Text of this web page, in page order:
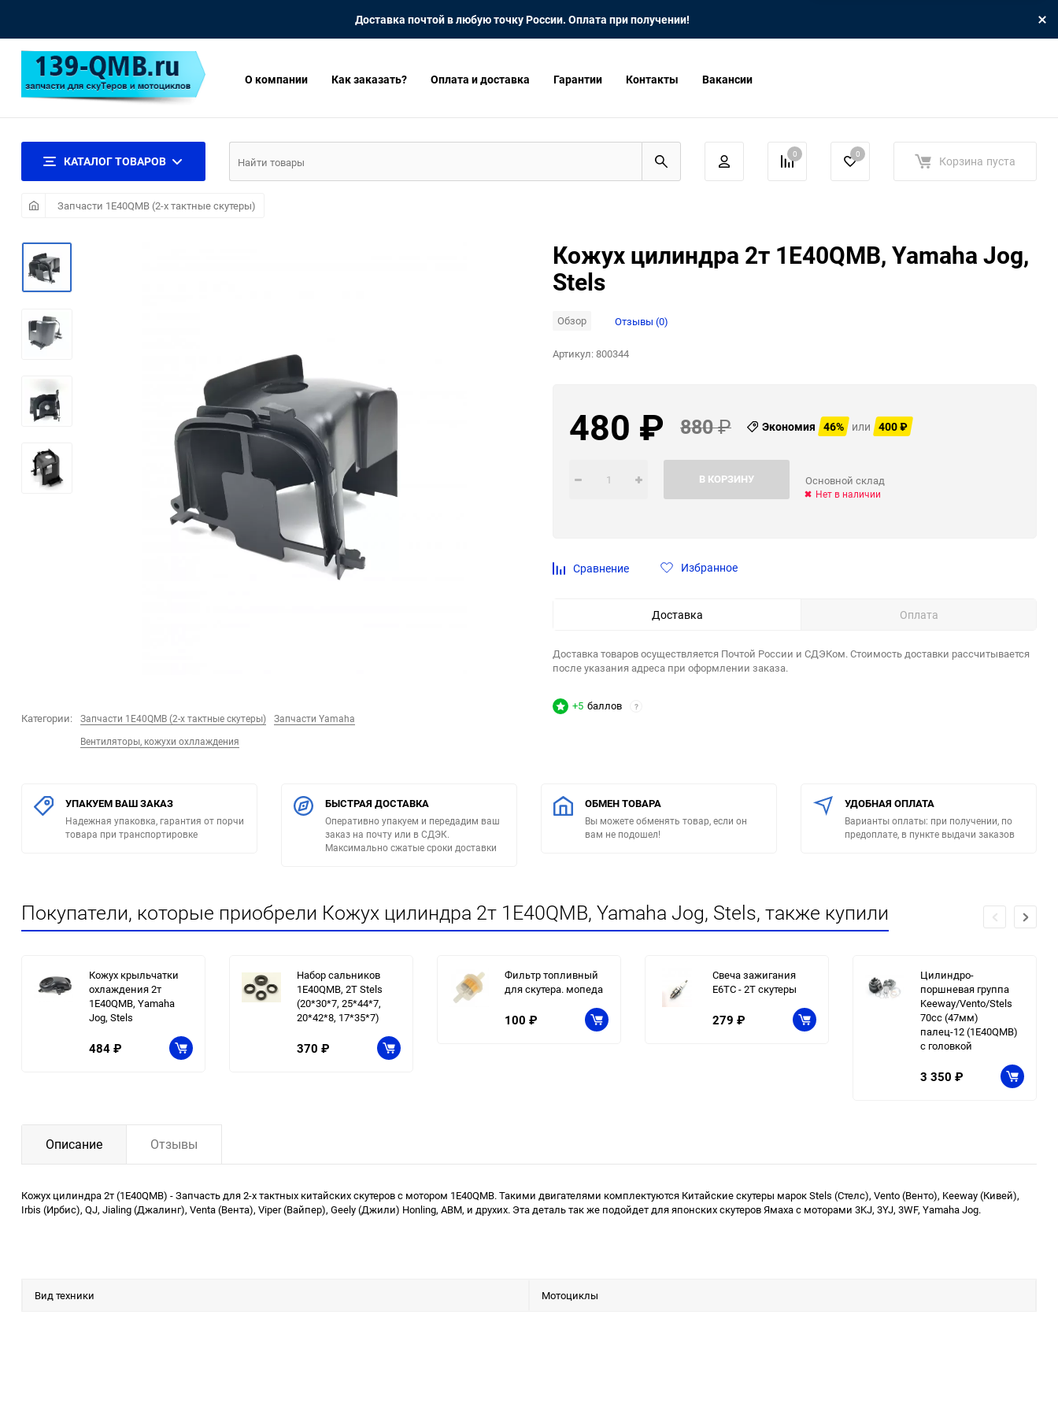
Доставка почтой в любую точку России. Оплата при получении!
О компании Как заказать? Оплата и доставка Гарантии Контакты Вакансии
КАТАЛОГ ТОВАРОВ 0 0 Корзина пуста
Запчасти 1E40QMB (2-х тактные скутеры)
Категории: Запчасти 1E40QMB (2-х тактные скутеры)
Запчасти Yamaha
Вентиляторы, кожухи охллаждения
Кожух цилиндра 2т 1E40QMB, Yamaha Jog,
Stels
Обзор Отзывы (0)
Артикул:800344
480 ₽ 880₽ Экономия 46% или 400₽
В КОРЗИНУ Основной склад
Нет в наличии
Сравнение Избранное
Доставка Оплата
Доставка товаров осуществляется Почтой России и СДЭКом. Стоимость доставки рассчитывается
после указания адреса при оформлении заказа.
+5 баллов ?
УПАКУЕМ ВАШ ЗАКАЗ
Надежная упаковка, гарантия от порчи
товара при транспортировке
БЫСТРАЯ ДОСТАВКА
Оперативно упакуем и передадим ваш
заказ на почту или в СДЭК.
Максимально сжатые сроки доставки
ОБМЕН ТОВАРА
Вы можете обменять товар, если он
вам не подошел!
УДОБНАЯ ОПЛАТА
Варианты оплаты: при получении, по
предоплате, в пункте выдачи заказов
Покупатели, которые приобрели Кожух цилиндра 2т 1E40QMB, Yamaha Jog, Stels, также купили
Кожух крыльчатки
охлаждения 2т
1E40QMB, Yamaha
Jog, Stels
484 ₽
Набор сальников
1E40QMB, 2T Stels
(20*30*7, 25*44*7,
20*42*8, 17*35*7)
370 ₽
Фильтр топливный
для скутера. мопеда
100 ₽
Свеча зажигания
E6TC - 2Т скутеры
279 ₽
Цилиндро-
поршневая группа
Keeway/Vento/Stels
70сс (47мм)
палец-12 (1E40QMB)
с головкой
3 350 ₽
Описание Отзывы
Кожух цилиндра 2т (1E40QMB) - Запчасть для 2-х тактных китайских скутеров с мотором 1E40QMB. Такими двигателями комплектуются Китайские скутеры марок Stels (Стелс), Vento (Венто), Keeway (Кивей),
Irbis (Ирбис), QJ, Jialing (Джалинг), Venta (Вента), Viper (Вайпер), Geely (Джили) Honling, ABM, и друхих. Эта деталь так же подойдет для японских скутеров Ямаха с моторами 3KJ, 3YJ, 3WF, Yamaha Jog.
Вид техники Мотоциклы